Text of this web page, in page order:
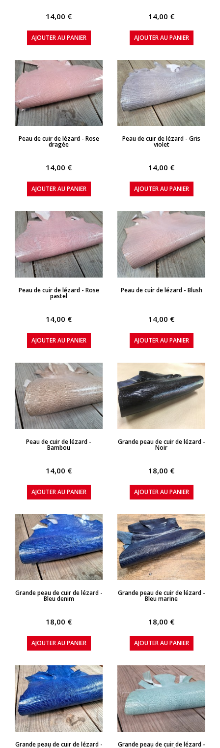
14,00 €
AJOUTER AU PANIER
14,00 €
AJOUTER AU PANIER
APERÇU RAPIDE
Peau de cuir de lézard - Rose
dragée
14,00 €
AJOUTER AU PANIER
APERÇU RAPIDE
Peau de cuir de lézard - Gris
violet
14,00 €
AJOUTER AU PANIER
APERÇU RAPIDE
Peau de cuir de lézard - Rose
pastel
14,00 €
AJOUTER AU PANIER
APERÇU RAPIDE
Peau de cuir de lézard - Blush
14,00 €
AJOUTER AU PANIER
APERÇU RAPIDE
Peau de cuir de lézard -
Bambou
14,00 €
AJOUTER AU PANIER
APERÇU RAPIDE
Grande peau de cuir de lézard -
Noir
18,00 €
AJOUTER AU PANIER
APERÇU RAPIDE
Grande peau de cuir de lézard -
Bleu denim
18,00 €
AJOUTER AU PANIER
APERÇU RAPIDE
Grande peau de cuir de lézard -
Bleu marine
18,00 €
AJOUTER AU PANIER
APERÇU RAPIDE
Grande peau de cuir de lézard - APERÇU RAPIDE
Grande peau de cuir de lézard -